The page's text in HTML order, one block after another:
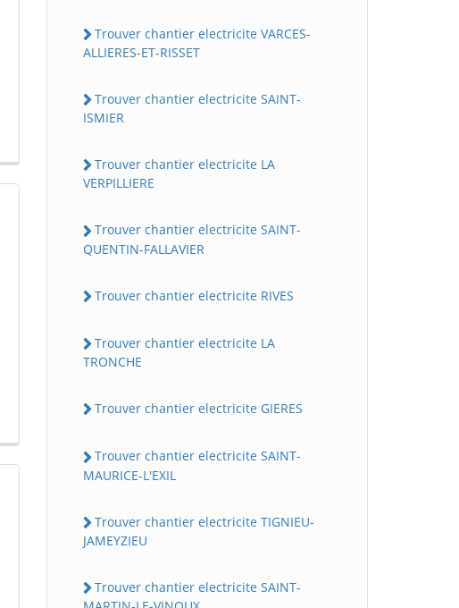
Trouver chantier electricite VARCES-
ALLIERES-ET-RISSET
Trouver chantier electricite SAINT-
ISMIER
Trouver chantier electricite LA
VERPILLIERE
Trouver chantier electricite SAINT-
QUENTIN-FALLAVIER
Trouver chantier electricite RIVES
Trouver chantier electricite LA
TRONCHE
Trouver chantier electricite GIERES
Trouver chantier electricite SAINT-
MAURICE-L'EXIL
Trouver chantier electricite TIGNIEU-
JAMEYZIEU
Trouver chantier electricite SAINT-